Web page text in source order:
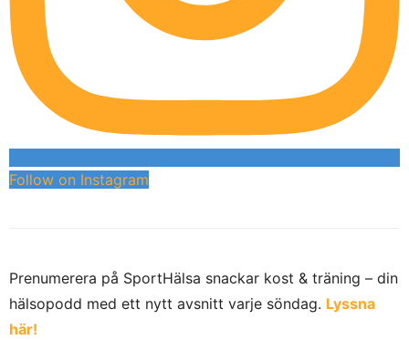
Follow on Instagram
Prenumerera på SportHälsa snackar kost & träning – din
hälsopodd med ett nytt avsnitt varje söndag. Lyssna
här!